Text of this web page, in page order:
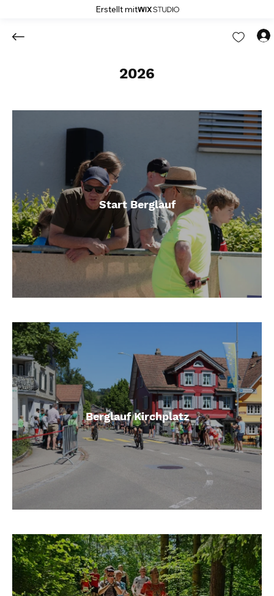
Erstellt mit
Start Berglauf
Berglauf Kirchplatz
2026